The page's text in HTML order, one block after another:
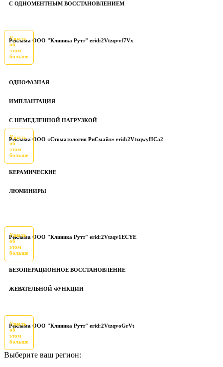
С ОДНОМЕНТНЫМ ВОССТАНОВЛЕНИЕМ
Реклама ООО "Клиника Рутт" erid:2Vtzqvvf7Vx
Узнать
об
этом
больше
ОДНОФАЗНАЯ
ИМПЛАНТАЦИЯ
С НЕМЕДЛЕННОЙ НАГРУЗКОЙ
Реклама ООО «Стоматология РиСмайл» erid:2VtzqwyHCa2
Узнать
об
этом
больше
КЕРАМИЧЕСКИЕ
ЛЮМИНИРЫ
Реклама ООО "Клиника Рутт" erid:2Vtzqv1ECYE
Узнать
об
этом
больше
БЕЗОПЕРАЦИОННОЕ ВОССТАНОВЛЕНИЕ
ЖЕВАТЕЛЬНОЙ ФУНКЦИИ
Реклама ООО "Клиника Рутт" erid:2VtzqvoGrVt
Узнать
об
этом
больше
Выберите ваш регион: